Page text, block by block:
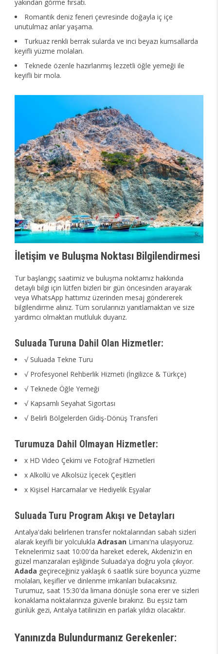
yakından görme fırsatı.
Romantik deniz feneri çevresinde doğayla iç içe
unutulmaz anlar yaşama.
Turkuaz renkli berrak sularda ve inci beyazı kumsallarda
keyifli yüzme molaları.
Teknede özenle hazırlanmış lezzetli öğle yemeği ile
keyifli bir mola.
İletişim ve Buluşma Noktası Bilgilendirmesi
Tur başlangıç saatimiz ve buluşma noktamız hakkında
detaylı bilgi için lütfen bizleri bir gün öncesinden arayarak
veya WhatsApp hattımız üzerinden mesaj göndererek
bilgilendirme alınız. Tüm sorularınızı yanıtlamaktan ve size
yardımcı olmaktan mutluluk duyarız.
Suluada Turuna Dahil Olan Hizmetler:
√ Suluada Tekne Turu
√ Profesyonel Rehberlik Hizmeti (İngilizce & Türkçe)
√ Teknede Öğle Yemeği
√ Kapsamlı Seyahat Sigortası
√ Belirli Bölgelerden Gidiş-Dönüş Transferi
Turumuza Dahil Olmayan Hizmetler:
x HD Video Çekimi ve Fotoğraf Hizmetleri
x Alkollü ve Alkolsüz İçecek Çeşitleri
x Kişisel Harcamalar ve Hediyelik Eşyalar
Suluada Turu Program Akışı ve Detayları
Antalya'daki belirlenen transfer noktalarından sabah sizleri
alarak keyifli bir yolculukla Adrasan Limanı'na ulaşıyoruz.
Teknelerimiz saat 10:00'da hareket ederek, Akdeniz'in en
güzel manzaraları eşliğinde Suluada'ya doğru yola çıkıyor.
Adada geçireceğiniz yaklaşık 6 saatlik süre boyunca yüzme
molaları, keşifler ve dinlenme imkanları bulacaksınız.
Turumuz, saat 15:30'da limana dönüşle sona erer ve sizleri
konaklama noktalarınıza güvenle bırakırız. Bu eşsiz tam
günlük gezi, Antalya tatilinizin en parlak yıldızı olacaktır.
Yanınızda Bulundurmanız Gerekenler: